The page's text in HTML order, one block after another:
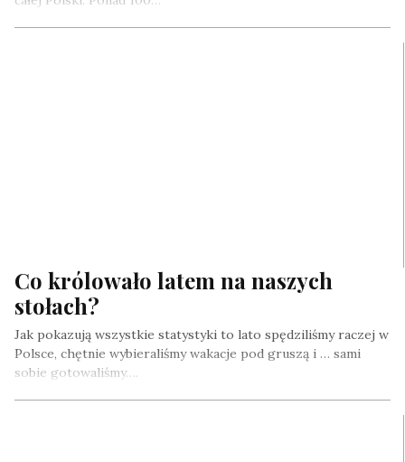
Co królowało latem na naszych
stołach?
Jak pokazują wszystkie statystyki to lato spędziliśmy raczej w
Polsce, chętnie wybieraliśmy wakacje pod gruszą i … sami
sobie gotowaliśmy….